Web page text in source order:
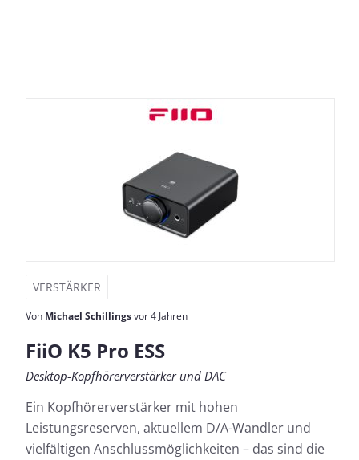
VERSTÄRKER
Von Michael Schillingsvor 4 Jahren
FiiO K5 Pro ESS
Desktop-Kopfhörerverstärker und DAC
Ein Kopfhörerverstärker mit hohen
Leistungsreserven, aktuellem D/A-Wandler und
vielfältigen Anschlussmöglichkeiten – das sind die